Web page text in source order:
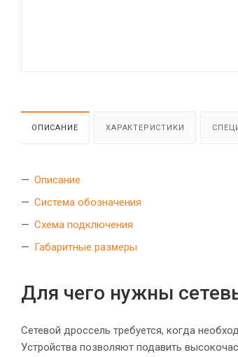
ОПИСАНИЕ ХАРАКТЕРИСТИКИ
Описание
Система обозначения
Схема подключения
Габаритные размеры
Для чего нужны
Сетевой дроссель требуется, когда
Устройства позволяют подавить